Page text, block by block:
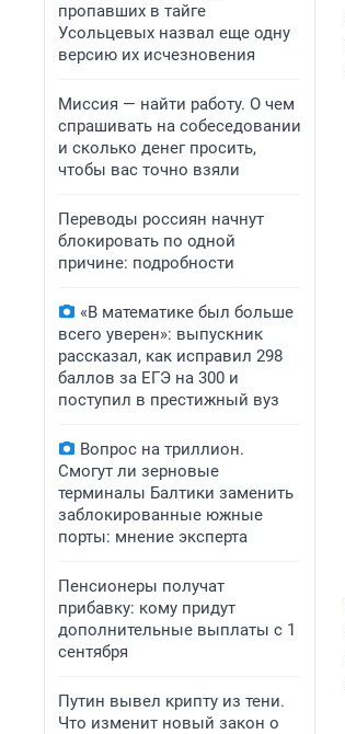
пропавших в тайге
Усольцевых назвал еще одну
версию их исчезновения
Миссия — найти работу. О чем
спрашивать на собеседовании
и сколько денег просить,
чтобы вас точно взяли
Переводы россиян начнут
блокировать по одной
причине: подробности
«В математике был больше
всего уверен»: выпускник
рассказал, как исправил 298
баллов за ЕГЭ на 300 и
поступил в престижный вуз
Вопрос на триллион.
Смогут ли зерновые
терминалы Балтики заменить
заблокированные южные
порты: мнение эксперта
Пенсионеры получат
прибавку: кому придут
дополнительные выплаты с 1
сентября
Путин вывел крипту из тени.
Что изменит новый закон о